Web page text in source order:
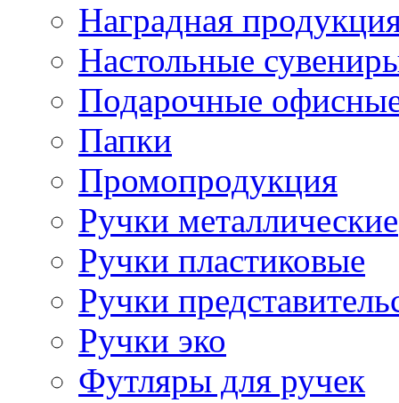
Наградная
Настольные
Подарочные
Папки
Промопродукция
Ручки металлические
Ручки пластиковые
Ручки
Ручки эко
Футляры для ручек